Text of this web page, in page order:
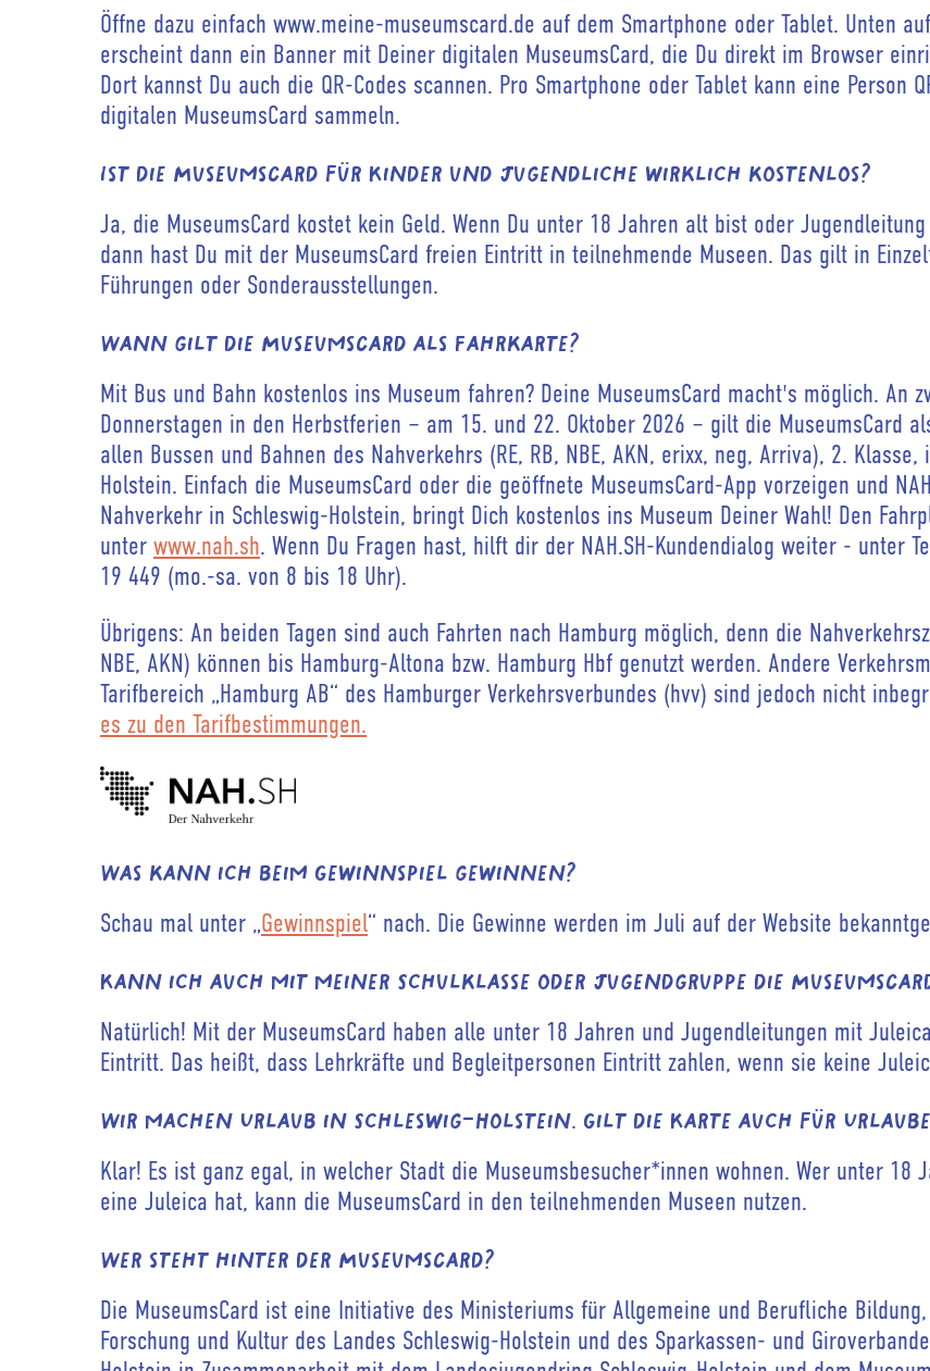
Öffne dazu einfach www.meine-museumscard.de auf dem Smartphone oder Tablet. Unten
erscheint dann ein Banner mit Deiner digitalen MuseumsCard, die Du direkt im Browser
Dort kannst Du auch die QR-Codes scannen. Pro Smartphone oder Tablet kann eine Person
digitalen MuseumsCard sammeln.
Ist die MuseumsCard für Kinder und Jugendliche wirklich kostenlos?
Ja, die MuseumsCard kostet kein Geld. Wenn Du unter 18 Jahren alt bist oder
dann hast Du mit der MuseumsCard freien Eintritt in teilnehmende Museen. Das gilt in
Führungen oder Sonderausstellungen.
Wann gilt die MuseumsCard als Fahrkarte?
Mit Bus und Bahn kostenlos ins Museum fahren? Deine MuseumsCard macht's möglich. An
Donnerstagen in den Herbstferien – am 15. und 22. Oktober 2026 – gilt die MuseumsCard
allen Bussen und Bahnen des Nahverkehrs (RE, RB, NBE, AKN, erixx, neg, Arriva), 2.
Holstein. Einfach die MuseumsCard oder die geöffnete MuseumsCard-App vorzeigen und
Nahverkehr in Schleswig-Holstein, bringt Dich kostenlos ins Museum Deiner Wahl! Den
unter www.nah.sh. Wenn Du Fragen hast, hilft dir der NAH.SH-Kundendialog weiter - unter
19 449 (mo.-sa. von 8 bis 18 Uhr).
Übrigens: An beiden Tagen sind auch Fahrten nach Hamburg möglich, denn die
NBE, AKN) können bis Hamburg-Altona bzw. Hamburg Hbf genutzt werden. Andere
Tarifbereich „Hamburg AB“ des Hamburger Verkehrsverbundes (hvv) sind jedoch nicht
es zu den Tarifbestimmungen.
Was kann ich beim Gewinnspiel gewinnen?
Schau mal unter „Gewinnspiel“ nach. Die Gewinne werden im Juli auf der Website
Kann ich auch mit meiner Schulklasse oder Jugendgruppe die
Natürlich! Mit der MuseumsCard haben alle unter 18 Jahren und Jugendleitungen mit
Eintritt. Das heißt, dass Lehrkräfte und Begleitpersonen Eintritt zahlen, wenn sie keine
Wir machen Urlaub in Schleswig-Holstein. Gilt die Karte auch für
Klar! Es ist ganz egal, in welcher Stadt die Museumsbesucher*innen wohnen. Wer unter 18
eine Juleica hat, kann die MuseumsCard in den teilnehmenden Museen nutzen.
Wer steht hinter der MuseumsCard?
Die MuseumsCard ist eine Initiative des Ministeriums für Allgemeine und Berufliche
Forschung und Kultur des Landes Schleswig-Holstein und des Sparkassen- und